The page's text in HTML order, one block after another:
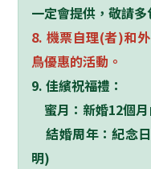
一定會提供，敬請多
8. 機票自理(者)和
鳥優惠的活動。
9. 佳繽祝福禮：
蜜月：新婚12個
結婚周年：紀念
明)